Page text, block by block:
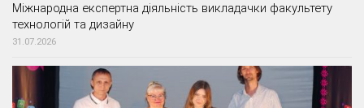
Міжнародна експертна діяльність викладачки факультету
технологій та дизайну
31.07.2026